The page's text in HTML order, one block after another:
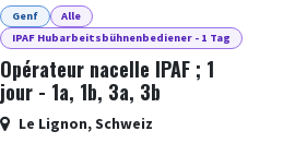
Genf
Alle
IPAF Hubarbeitsbühnenbediener - 1 Tag
Opérateur nacelle IPAF ; 1
jour - 1a, 1b, 3a, 3b
Le Lignon,Schweiz